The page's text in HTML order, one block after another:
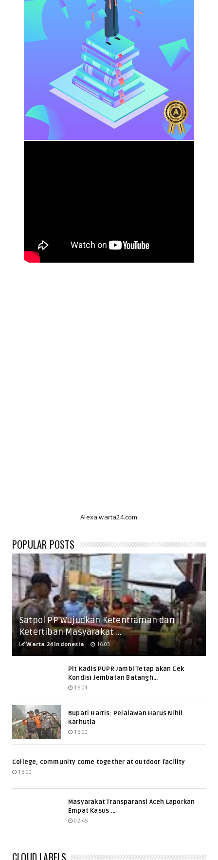
Alexa warta24.com
POPULAR POSTS
Satpol PP Wujudkan Ketentraman dan
Ketertiban Masyarakat ...
Warta 24 Indonesia 16.03
Plt Kadis PUPR Jambi Tetap akan Cek
Kondisi Jembatan Batangh...
16.01
Bupati Harris: Pelalawan Harus Nihil
Karhutla
16.00
College, community come together at outdoor facility
16.00
Masyarakat Transparansi Aceh Laporkan
Empat Kasus ...
02.45